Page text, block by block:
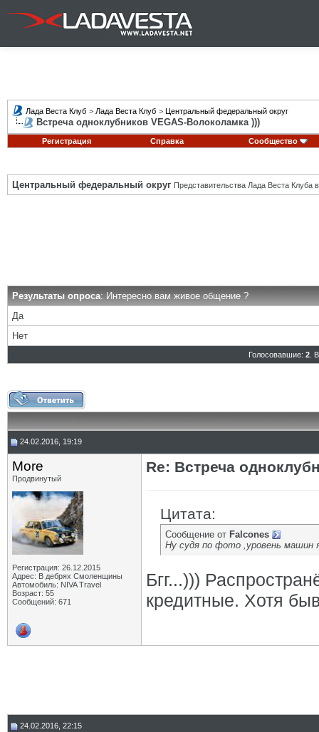
Лада Веста Клуб > Лада Веста Клуб > Центральный федеральный округ
Встреча одноклубников VEGAS-Волоколамка )))
Регистрация Справка Сообщество
Центральный федеральный округ Представительства Лада Веста Клуба
Результаты опроса: Интересно вам живое общение ?
Да
Нет
Голосовавшие: 2.
24.02.2016, 19:19
More
Продвинутый
Регистрация: 26.12.2015
Адрес: В дебрях Смоленщины
Автомобиль: NIVA Travel
Возраст: 55
Сообщений: 671
Re: Встреча
Цитата:
Сообщение от Falcones
Ну судя по фото ,уровень машин
Бгг...)))
кредитные. Хотя
24.02.2016, 22:15